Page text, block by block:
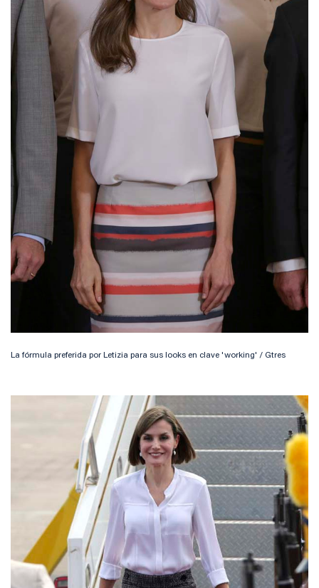
La fórmula preferida por Letizia para sus looks en clave 'working' / Gtres